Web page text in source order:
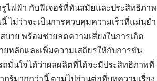
ไฟฟ้า กับฟีเจอร์ที่ทันสมัยและประสิทธิภาพ
ไม่ว่าจะเป็นการควบคุมความเร็วที่แม่นยำ
บาย พร้อมช่วยลดความเสี่ยงในการเกิด
ยหลักและเพิ่มความเสถียรให้กับการขัน
ถมั่นใจได้ว่าผลผลิตที่ได้จะมีประสิทธิภาพที่